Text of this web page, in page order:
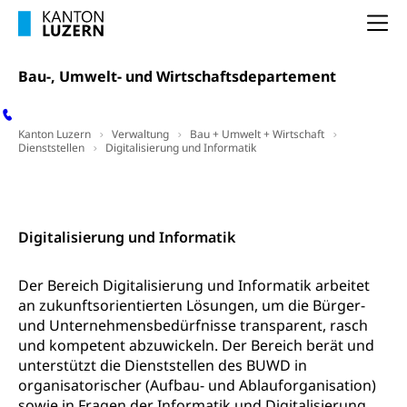
Bau-, Umwelt- und Wirtschaftsdepartement
Kanton Luzern Verwaltung
Bau + Umwelt + Wirtschaft
Dienststellen
Digitalisierung und Informatik
Digitalisierung und Informatik
Der Bereich Digitalisierung und Informatik arbeitet
an zukunftsorientierten Lösungen, um die Bürger-
und Unternehmensbedürfnisse transparent, rasch
und kompetent abzuwickeln. Der Bereich berät und
unterstützt die Dienststellen des BUWD in
organisatorischer (Aufbau- und Ablauforganisation)
Forschungsförderung, Wissenschaftsmarketing,
Wissenschaft, Forschung, Entwicklung, Projekte
Pilotprojekte Klima
Wald
Projektförderung Universität Luzern unilu
Erwachsenenbildung und Weiterbildung
Berufsbildung, Berufsmatura nach Lehre,
Neuorientierung, Grundkompetenzen,
Erwachsenenmatura
Bildungsgutscheine Grundkompetenzen
Bildung & Berufsabschluss für Erwachsene
Fachperson Betreuung (verkürzte
Grundbildung)
Fachperson Gesundheit (verkürzte
Berufliche Grundbildung
Lehre, Berufsfachschule, Lehrbetrieb, Lehrvertrag,
Berufsberatung, Qualifikationsverfahren,
Berufswahl & Berufsberatung, Schnupperlehre und
Lehrstellensuche, Berufsmaturität,
Brückenangebote, Zugewanderte & Arbeitsmarkt,
Fachstelle Berufsbildung